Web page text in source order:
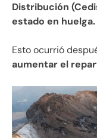
Distribución
estado en huelga.
Esto ocurrió
aumentar el